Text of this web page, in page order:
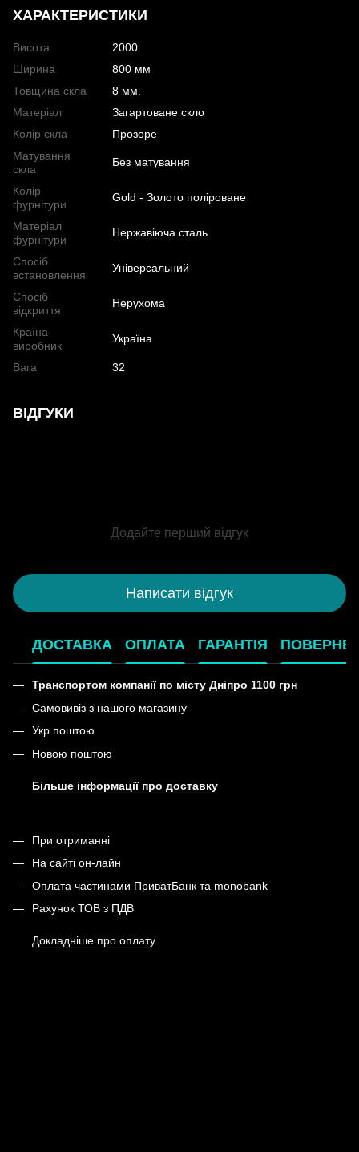
ХАРАКТЕРИСТИКИ
Висота
2000
Ширина
800 мм
Товщина скла
8 мм.
Матеріал
Загартоване скло
Колір скла
Прозоре
Матування
скла
Без матування
Колір
фурнітури
Gold - Золото поліроване
Матеріал
фурнітури
Нержавіюча сталь
Спосіб
встановлення
Універсальний
Спосіб
відкриття
Нерухома
Країна
виробник
Україна
Вага 32
ВІДГУКИ
Додайте перший відгук
Написати відгук
ДОСТАВКА ОПЛАТА ГАРАНТІЯ
Транспортом компанії по місту Дніпро 1100 грн
Самовивіз з нашого магазину
Укр поштою
Новою поштою
Більше інформації про доставку
При отриманні
На сайті он-лайн
Оплата частинами ПриватБанк та monobank
Рахунок ТОВ з ПДВ
Докладніше про оплату